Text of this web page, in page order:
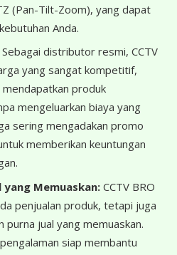
(Pan-Tilt-Zoom), yang dapat
Anda.
Sebagai distributor resmi, CCTV
yang sangat kompetitif,
mendapatkan produk
mengeluarkan biaya yang
sering mengadakan promo
memberikan keuntungan
yang Memuaskan: CCTV BRO
penjualan produk, tetapi juga
purna jual yang memuaskan.
siap membantu